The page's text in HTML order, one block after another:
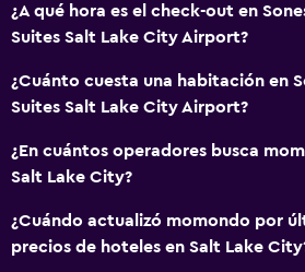
Zona de trabajo
Fax/fotocopiadora
Escritorio
Sistema de entretenimiento
TV por cable o vía satélite
¿A qué hora es el check-out en
Suites Salt Lake City Airport?
¿Cuánto cuesta una habitación en
Suites Salt Lake City Airport?
¿En cuántos operadores busca
Salt Lake City?
¿Cuándo actualizó momondo por
precios de hoteles en Salt Lake